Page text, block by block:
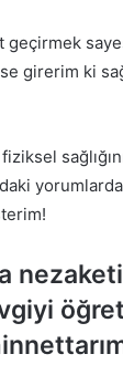
geçirmek
girerim ki